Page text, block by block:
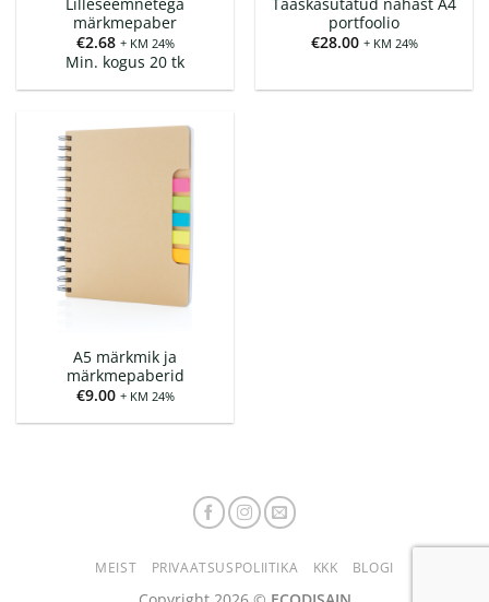
märkmepaber
€2.68 + KM 24%
Min. kogus 20 tk
portfoolio
€28.00 + KM 24%
A5 märkmik ja
märkmepaberid
€9.00 + KM 24%
MEIST PRIVAATSUSPOLIITIKA KKK BLOGI